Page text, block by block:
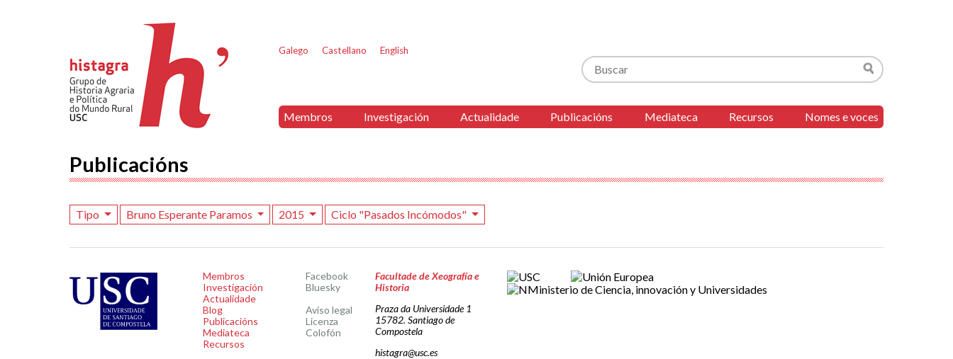
Galego Castellano English
Buscar
Buscar
Membros Investigación Actualidade Publicacións Mediateca Recursos Nomes e voces
Publicacións
Tipo Bruno Esperante Paramos 2015 Ciclo "Pasados Incómodos"
Membros
Investigación
Actualidade
Blog
Publicacións
Mediateca
Recursos
Facebook
Bluesky
Aviso legal
Licenza
Colofón
Facultade de Xeografía e
Historia
Praza da Universidade 1
15782. Santiago de
Compostela
histagra@usc.es